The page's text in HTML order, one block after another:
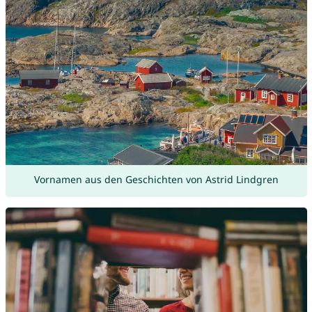
Vornamen aus den Geschichten von Astrid Lindgren